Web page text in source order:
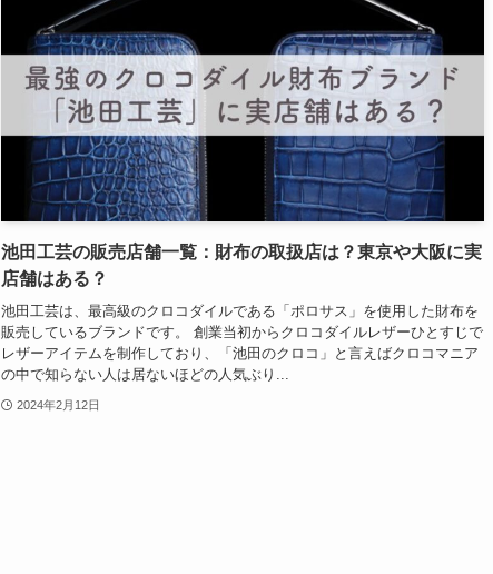
池田工芸の販売店舗一覧：財布の取扱店は？東京や大阪に実
店舗はある？
池田工芸は、最高級のクロコダイルである「ポロサス」を使用した財布を
販売しているブランドです。 創業当初からクロコダイルレザーひとすじで
レザーアイテムを制作しており、「池田のクロコ」と言えばクロコマニア
の中で知らない人は居ないほどの人気ぶり...
2024年2月12日